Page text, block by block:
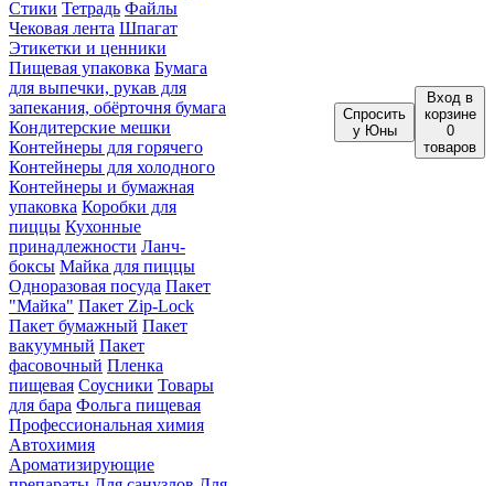
Стики Тетрадь Файлы
Чековая лента Шпагат
Этикетки и ценники
Пищевая упаковка Бумага
для выпечки, рукав для
запекания, обёрточня бумага
Кондитерские мешки
Контейнеры для горячего
Контейнеры для холодного
Контейнеры и бумажная
упаковка Коробки для
пиццы Кухонные
принадлежности Ланч-
боксы Майка для пиццы
Одноразовая посуда Пакет
"Майка" Пакет Zip-Lock
Пакет бумажный Пакет
вакуумный Пакет
фасовочный Пленка
пищевая Соусники Товары
для бара Фольга пищевая
Профессиональная химия
Автохимия
Ароматизирующие
Спросить
у Юны
Вход в
корзине
0
товаров